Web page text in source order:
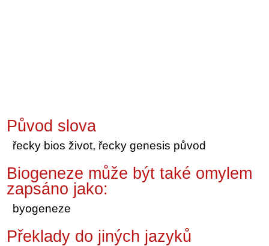
Původ slova
řecky bios život, řecky genesis původ
Biogeneze může být také omylem
zapsáno jako:
byogeneze
Překlady do jiných jazyků